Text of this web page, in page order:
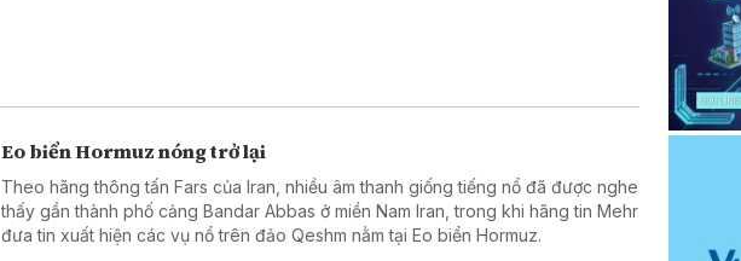
Eo biển Hormuz nóng trở lại
Theo hãng thông tấn Fars của Iran, nhiều âm thanh giống tiếng nổ đã được nghe
thấy gần thành phố cảng Bandar Abbas ở miền Nam Iran, trong khi hãng tin Mehr
đưa tin xuất hiện các vụ nổ trên đảo Qeshm nằm tại Eo biển Hormuz.